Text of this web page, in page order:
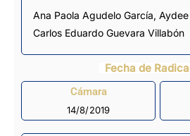
Ana Paola Agudelo García,
Carlos Eduardo Guevara Villabón
Fecha de
Cámara
14/8/2019